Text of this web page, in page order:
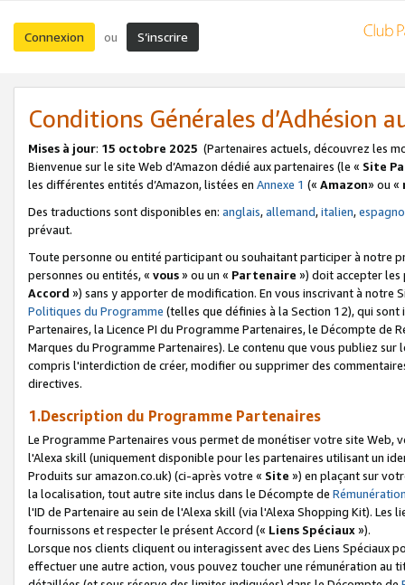
Connexion ou S’inscrire
Conditions Générales d’Adhésion
Mises à jour: 15 octobre 2025 (Partenaires actuels, découvrez les
Bienvenue sur le site Web d’Amazon dédié aux partenaires (le « Site
les différentes entités d’Amazon, listées en Annexe 1 (« Amazon» ou «
Des traductions sont disponibles en: anglais,allemand,italien,
prévaut.
Toute personne ou entité participant ou souhaitant participer à notre
personnes ou entités, « vous» ou un « Partenaire ») doit accepter les
Accord ») sans y apporter de modification. En vous inscrivant à notre
Politiques du Programme (telles que définies à la Section 12), qui
Partenaires, la Licence PI du Programme Partenaires, le Décompte de
Marques du Programme Partenaires). Le contenu que vous publiez
compris l'interdiction de créer, modifier ou supprimer des
directives.
1.Description du Programme Partenaires
Le Programme Partenaires vous permet de monétiser votre site Web,
l'Alexa skill (uniquement disponible pour les partenaires utilisant un
Produits sur amazon.co.uk) (ci-après votre « Site ») en plaçant sur
la localisation, tout autre site inclus dans le Décompte de
l'ID de Partenaire au sein de l'Alexa skill (via l'Alexa Shopping Kit).
fournissons et respecter le présent Accord (« Liens Spéciaux»).
Lorsque nos clients cliquent ou interagissent avec des Liens Spéciaux
effectuer une autre action, vous pouvez toucher une rémunération